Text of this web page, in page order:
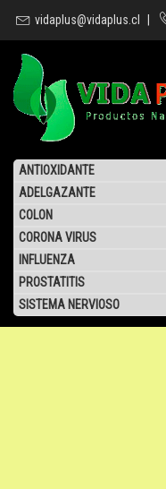
vidaplus@vidaplus.cl
ANTIOXIDANTE
ADELGAZANTE
COLON
CORONA VIRUS
INFLUENZA
PROSTATITIS
SISTEMA NERVIOSO